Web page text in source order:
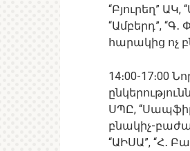
“Բյուրեղ”
“Ամբերդ”,
հարակից ոչ
14։00-17։00
ՍՊԸ,
բնակիչ-
“ԱԻՍԱ”, “Հ․